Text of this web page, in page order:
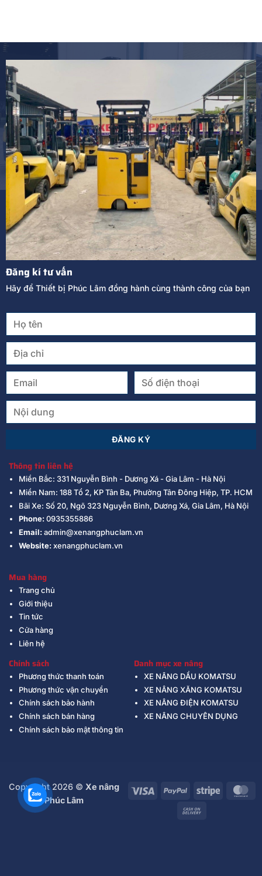
Đăng kí tư vấn
Hãy để Thiết bị Phúc Lâm đồng hành cùng thành công của bạn
Thông tin liên hệ
Miền Bắc: 331 Nguyễn Bình - Dương Xá - Gia Lâm - Hà Nội
Miền Nam: 188 Tổ 2, KP Tân Ba, Phường Tân Đông Hiệp, TP. HCM
Bãi Xe: Số 20, Ngõ 323 Nguyễn Bình, Dương Xá, Gia Lâm, Hà Nội
Phone:0935355886
Email:admin@xenangphuclam.vn
Website:xenangphuclam.vn
Mua hàng
Trang chủ
Giới thiệu
Tin tức
Cửa hàng
Liên hệ
Chính sách
Phương thức thanh toán
Phương thức vận chuyển
Chính sách bảo hành
Chính sách bán hàng
Chính sách bảo mật thông tin
Danh mục xe nâng
XE NÂNG DẦU KOMATSU
XE NÂNG XĂNG KOMATSU
XE NÂNG ĐIỆN KOMATSU
XE NÂNG CHUYÊN DỤNG
Visa PayPal Stripe
Copyright 2026 © Xe nâng
Phúc Lâm